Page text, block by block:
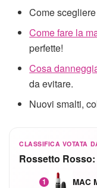
Come
Come fare la
perfette!
Cosa
da evitare.
Nuovi smalti,
CLASSIFICA VOTATA
Rossetto
1